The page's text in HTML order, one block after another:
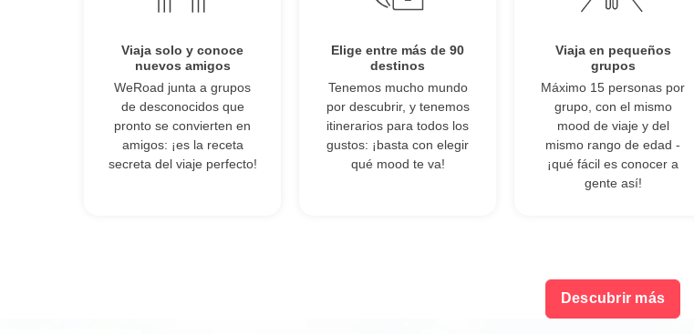
Viaja solo y conoce
nuevos amigos
WeRoad junta a grupos
de desconocidos que
pronto se convierten en
amigos: ¡es la receta
secreta del viaje perfecto!
Elige entre más de 90
destinos
Tenemos mucho mundo
por descubrir, y tenemos
itinerarios para todos los
gustos: ¡basta con elegir
qué mood te va!
Viaja en pequeños
grupos
Máximo 15 personas por
grupo, con el mismo
mood de viaje y del
mismo rango de edad -
¡qué fácil es conocer a
gente así!
Descubrir más